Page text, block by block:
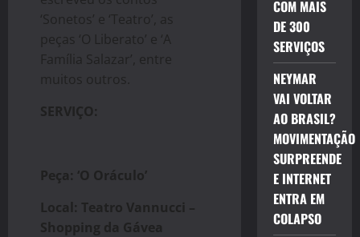
‘Sonetos’ e ‘Teatro’, as
peças ‘O Liberato’ e ‘A
Família Salazar’, entre
muitos outros.
SERVIÇO:
Peça: ‘O Oráculo’
Local: Teatro Vannucci –
Shopping da Gávea
COM MAIS
DE 300
SERVIÇOS
NEYMAR
VAI VOLTAR
AO BRASIL?
MOVIMENTAÇÃO
SURPREENDE
E INTERNET
ENTRA EM
COLAPSO